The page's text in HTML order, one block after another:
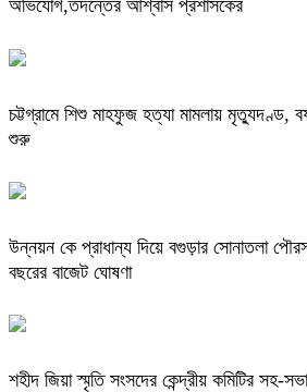
অভিযোগ,তদন্তের আশ্বাস প্রশাসকের
চট্টগ্রামে শিশু মাহফুজ হত্যা মামলায় মৃত্যুদণ্ড,
শুরু
উন্নয়ন কে প্রাধান্য দিয়ে বগুড়ার সোনাতলা
বছরের বাজেট ঘোষণা
শহীদ জিয়া স্মৃতি সংসদের কেন্দ্রীয় কমিটির সহ-